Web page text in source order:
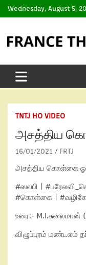
Wednesday, August 5,
TNTJ HO VIDEO
அசத்திய
16/01/2021 FRTJ
அசத்திய கொள்கை
#ஸலபி​ |
#கொள்கை​ |
உரை:- M.I.சுலைமான்
விழுப்புரம் மண்டலம்